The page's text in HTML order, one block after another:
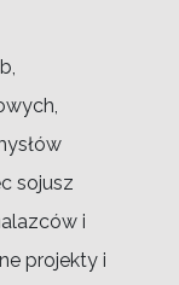
sojusz
i
projekty i